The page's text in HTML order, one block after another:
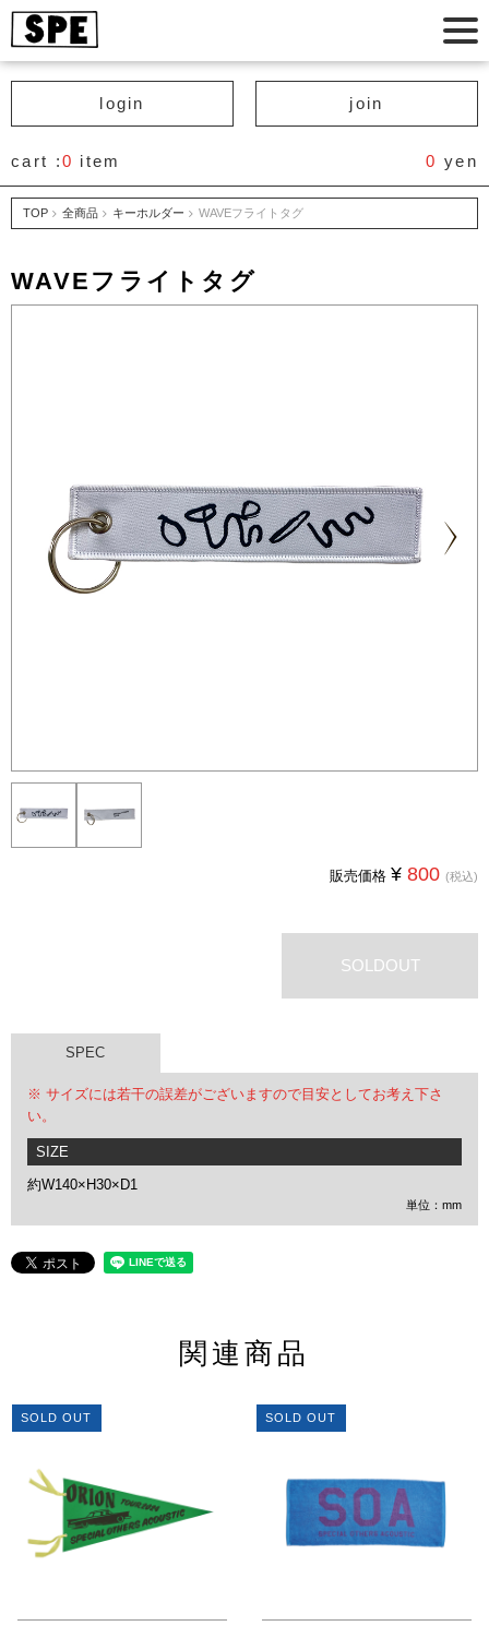
login join
cart :0 item 0 yen
TOP 全商品 キーホルダー WAVEフライトタグ
WAVEフライトタグ
販売価格 ¥ 800 (税込)
SOLDOUT
SPEC
※ サイズには若干の誤差がございますので目安としてお考え下さ
い。
SIZE
約W140×H30×D1
単位：mm
関連商品
SOLD OUT SOLD OUT